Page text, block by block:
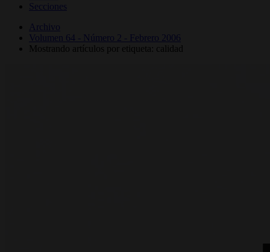
Secciones
Archivo
Volumen 64 - Número 2 - Febrero 2006
Mostrando artículos por etiqueta: calidad